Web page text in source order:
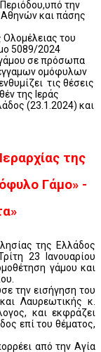
την
και πάσης
του
5089/2024
γάμου σε πρόσωπα
ομόφυλων
τις θέσεις
της Ιεράς
(23.1.2024) και
της
Γάμο» -
της Ελλάδος
23 Ιανουαρίου
γάμου και
την εισήγηση του
Λαυρεωτικής κ.
και εκφράζει
επί του θέματος,
από την Αγία